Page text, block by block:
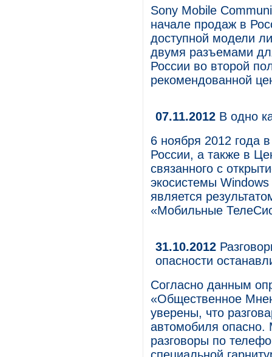
Sony Mobile
начале продаж в
доступной модели
двумя разъемами
России во второй
рекомендованной
07.11.2012 В одно
6 ноября 2012 года
России, а также в
связанного с
экосистемы
является
«Мобильные
31.10.2012
опасности
Согласно данным
«Общественное
уверены, что
автомобиля опасно.
разговоры по